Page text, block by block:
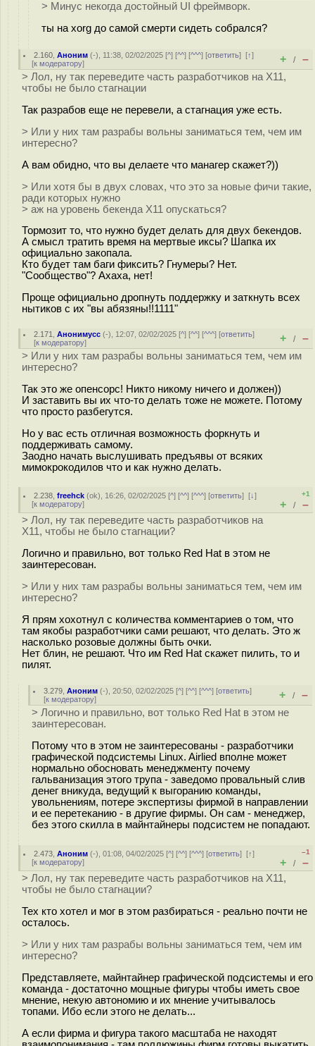
> Минус некогда достойный UI фреймворк.
ты на xorg до самой смерти сидеть собрался?
2.160 ,Аноним (-), 11:38, 02/02/2025 [^] [^^] [^^^] [ответить][↑]
[к модератору] + / –
> Лол, ну так переведите часть разработчиков на X11,
чтобы не было стагнации
Так разрабов еще не перевели, а стагнация уже есть.
> Или у них там разрабы вольны заниматься тем, чем им
интересно?
А вам обидно, что вы делаете что манагер скажет?))
> Или хотя бы в двух словах, что это за новые фичи такие,
ради которых нужно
> аж на уровень бекенда X11 опускаться?
Тормозит то, что нужно будет делать для двух бекендов.
А смысл тратить время на мертвые иксы? Шапка их
официально закопала.
Кто будет там баги фиксить? Гнумеры? Нет.
"Сообщество"? Ахаха, нет!
Проще официально дропнуть поддержку и заткнуть всех
нытиков с их "вы абязяны!!1111"
2.171 ,Анонимусс (-), 12:07, 02/02/2025 [^] [^^] [^^^] [ответить]
[к модератору] + / –
> Или у них там разрабы вольны заниматься тем, чем им
интересно?
Так это же опенсорс! Никто никому ничего и должен))
И заставить вы их что-то делать тоже не можете. Потому
что просто разбегутся.
Но у вас есть отличная возможность форкнуть и
поддерживать самому.
Заодно начать выслушивать предъявы от всяких
мимокрокодилов что и как нужно делать.
2.238 ,freehck (ok), 16:26, 02/02/2025 [^] [^^] [^^^] [ответить][↓]
[к модератору]
+1
+ / –
> Лол, ну так переведите часть разработчиков на
X11, чтобы не было стагнации?
Логично и правильно, вот только Red Hat в этом не
заинтересован.
> Или у них там разрабы вольны заниматься тем, чем им
интересно?
Я прям хохотнул с количества комментариев о том, что
там якобы разработчики сами решают, что делать. Это ж
насколько розовые должны быть очки.
Нет блин, не решают. Что им Red Hat скажет пилить, то и
пилят.
3.279 ,Аноним (-), 20:50, 02/02/2025 [^] [^^] [^^^] [ответить]
[к модератору] + / –
> Логично и правильно, вот только Red Hat в этом не
заинтересован.
Потому что в этом не заинтересованы - разработчики
графической подсистемы Linux. Airlied вполне может
нормально обосновать менеджменту почему
гальванизация этого трупа - заведомо провальный слив
денег вникуда, ведущий к выгоранию команды,
увольнениям, потере экспертизы фирмой в направлении
и ее перетеканию - в другие фирмы. Он сам - менеджер,
без этого скилла в майнтайнеры подсистем не попадают.
2.473 ,Аноним (-), 01:08, 04/02/2025 [^] [^^] [^^^] [ответить][↑]
[к модератору]
–1
+ / –
> Лол, ну так переведите часть разработчиков на X11,
чтобы не было стагнации?
Тех кто хотел и мог в этом разбираться - реально почти не
осталось.
> Или у них там разрабы вольны заниматься тем, чем им
интересно?
Представляете, майнтайнер графической подсистемы и его
команда - достаточно мощные фигуры чтобы иметь свое
мнение, некую автономию и их мнение учитывалось
топами. Ибо если этого не делать...
А если фирма и фигура такого масштаба не находят